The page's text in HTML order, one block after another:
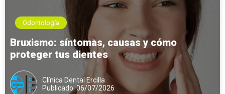
Odontología
Bruxismo: síntomas, causas y cómo
proteger tus dientes
Clínica Dental Ercilla
Publicado: 06/07/2026